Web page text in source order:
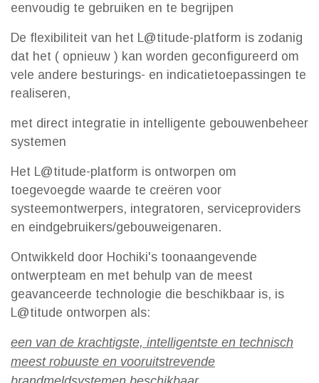
eenvoudig te gebruiken en te begrijpen
De flexibiliteit van het L@titude-platform is zodanig
dat het ( opnieuw ) kan worden geconfigureerd om
vele andere besturings- en indicatietoepassingen te
realiseren,
met direct integratie in intelligente gebouwenbeheer
systemen
Het L@titude-platform is ontworpen om
toegevoegde waarde te creëren voor
systeemontwerpers, integratoren, serviceproviders
en eindgebruikers/gebouweigenaren.
Ontwikkeld door Hochiki's toonaangevende
ontwerpteam en met behulp van de meest
geavanceerde technologie die beschikbaar is, is
L@titude ontworpen als:
een van de krachtigste, intelligentste en technisch
meest robuuste en vooruitstrevende